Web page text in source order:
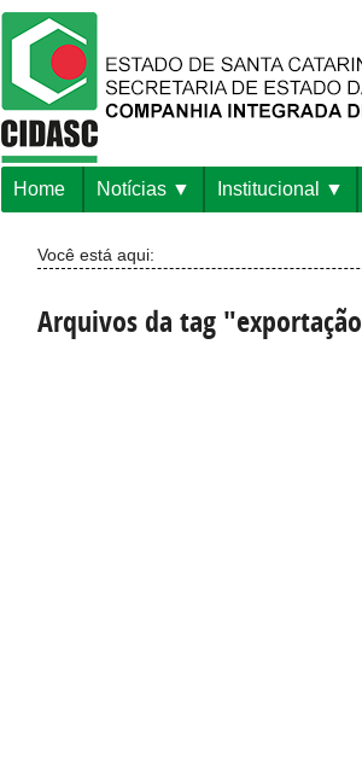
Home Notícias Institucional
Você está aqui:
Arquivos da tag